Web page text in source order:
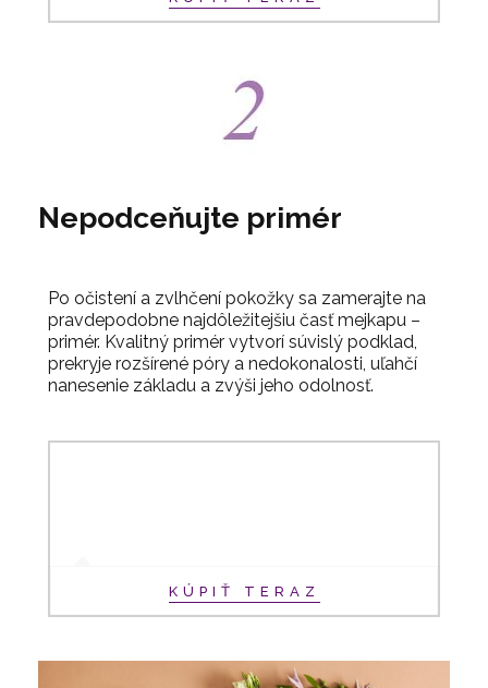
Nepodceňujte primér
Po očistení a zvlhčení pokožky sa zamerajte na
pravdepodobne najdôležitejšiu časť mejkapu –
primér. Kvalitný primér vytvorí súvislý podklad,
prekryje rozšírené póry a nedokonalosti, uľahčí
nanesenie základu a zvýši jeho odolnosť.
KÚPIŤ TERAZ